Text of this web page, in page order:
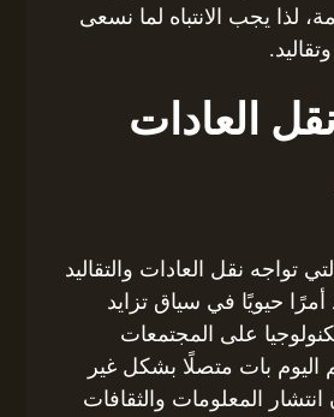
لذا يجب الانتباه لما نسعى
العادات
تواجه نقل العادات والتقاليد
أمرًا حيويًا في سياق تزايد
على المجتمعات
اليوم بات متصلًا بشكل غير
المعلومات والثقافات